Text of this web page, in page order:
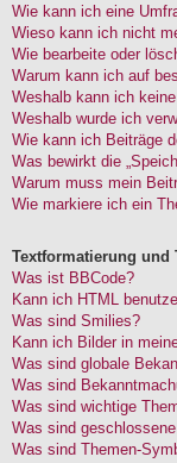
Wie kann ich eine
Wieso kann ich nicht
Wie bearbeite oder
Warum kann ich auf
Weshalb kann ich
Weshalb wurde ich
Wie kann ich Beiträge
Was bewirkt die
Warum muss mein
Wie markiere ich ein
Textformatierung und
Was ist BBCode?
Kann ich HTML
Was sind Smilies?
Kann ich Bilder in
Was sind globale
Was sind
Was sind wichtige
Was sind
Was sind Themen-